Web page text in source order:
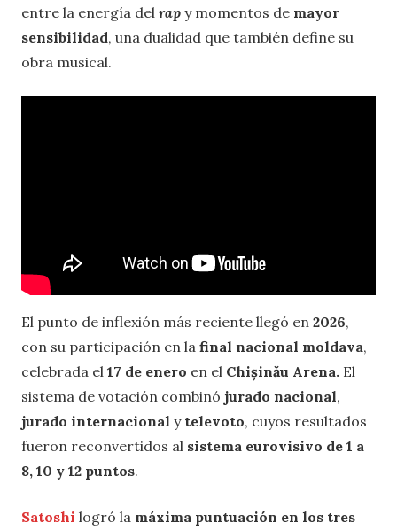
entre la energía del rap y momentos de mayor
sensibilidad, una dualidad que también define su
obra musical.
El punto de inflexión más reciente llegó en 2026,
con su participación en la final nacional moldava,
celebrada el 17 de enero en el Chișinău Arena. El
sistema de votación combinó jurado nacional,
jurado internacional y televoto, cuyos resultados
fueron reconvertidos al sistema eurovisivo de 1 a
8, 10 y 12 puntos.
Satoshi logró la máxima puntuación en los tres